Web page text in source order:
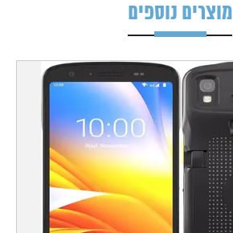
מוצרים נוספים